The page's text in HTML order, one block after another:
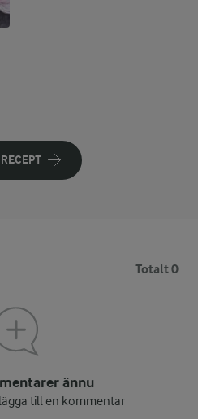
Totalt 0
ännu
till en kommentar